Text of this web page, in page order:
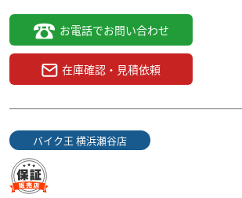
お電話でお問い合わせ
在庫確認・見積依頼
バイク王 横浜瀬谷店